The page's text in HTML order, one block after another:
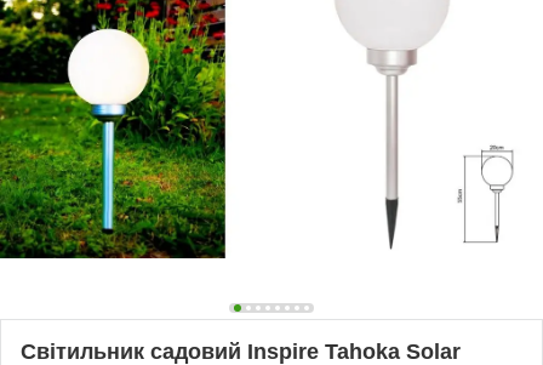
Світильник садовий Inspire Tahoka Solar